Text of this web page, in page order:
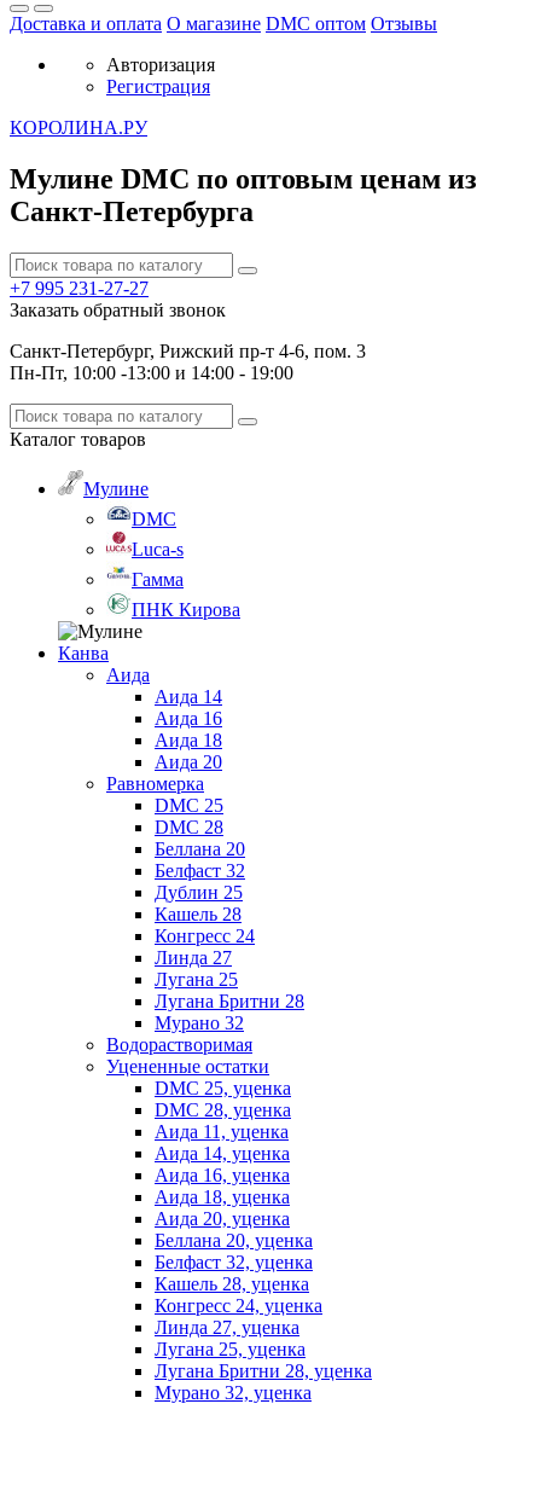
Доставка и оплата О магазине DMC оптом Отзывы
Авторизация
Регистрация
КОРОЛИНА.РУ
Мулине DMC по оптовым ценам из
Санкт-Петербурга
+7 995 231-27-27
Заказать обратный звонок
Санкт-Петербург, Рижский пр-т 4-6, пом. 3
Пн-Пт, 10:00 -13:00 и 14:00 - 19:00
Каталог товаров
Мулине
DMC
Luca-s
Гамма
ПНК Кирова
Канва
Аида
Аида 14
Аида 16
Аида 18
Аида 20
Равномерка
DMC 25
DMC 28
Беллана 20
Белфаст 32
Дублин 25
Кашель 28
Конгресс 24
Линда 27
Лугана 25
Лугана Бритни 28
Мурано 32
Водорастворимая
Уцененные остатки
DMC 25, уценка
DMC 28, уценка
Аида 11, уценка
Аида 14, уценка
Аида 16, уценка
Аида 18, уценка
Аида 20, уценка
Беллана 20, уценка
Белфаст 32, уценка
Кашель 28, уценка
Конгресс 24, уценка
Линда 27, уценка
Лугана 25, уценка
Лугана Бритни 28, уценка
Мурано 32, уценка